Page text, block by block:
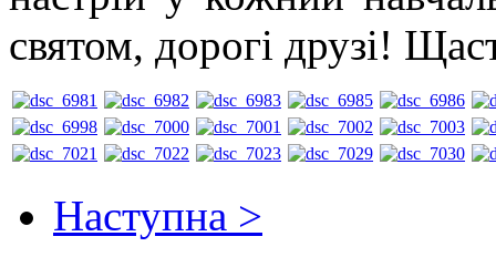
святом, дорогі друзі!
Наступна >